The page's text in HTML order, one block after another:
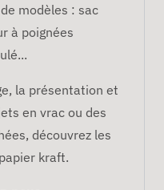
modèles : sac
à poignées
la présentation et
en vrac ou des
découvrez les
kraft.